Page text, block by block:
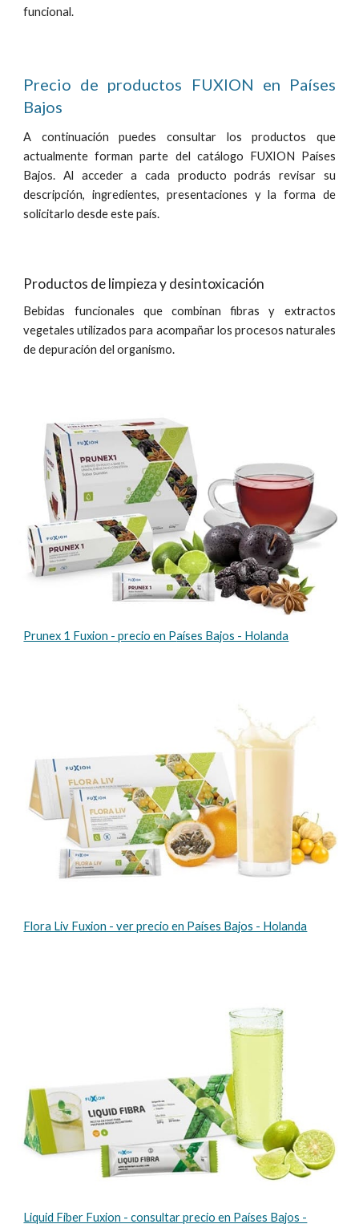
funcional.
Precio de productos FUXION en Países
Bajos
A continuación puedes consultar los productos que
actualmente forman parte del catálogo FUXION Países
Bajos. Al acceder a cada producto podrás revisar su
descripción, ingredientes, presentaciones y la forma de
solicitarlo desde este país.
Productos de limpieza y desintoxicación
Bebidas funcionales que combinan fibras y extractos
vegetales utilizados para acompañar los procesos naturales
de depuración del organismo.
Prunex 1 Fuxion - precio en Países Bajos - Holanda
Flora Liv Fuxion - ver precio en Países Bajos - Holanda
Liquid Fiber Fuxion - consultar precio en Países Bajos -